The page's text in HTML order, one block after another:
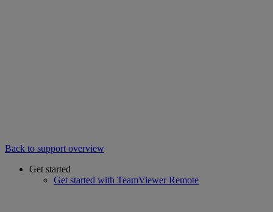
Back to support overview
Get started
Get started with TeamViewer Remote